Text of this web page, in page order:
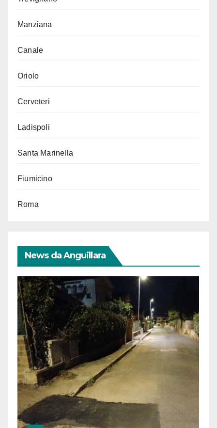
Manziana
Canale
Oriolo
Cerveteri
Ladispoli
Santa Marinella
Fiumicino
Roma
News da Anguillara